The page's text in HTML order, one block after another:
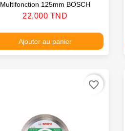
Multifonction 125mm BOSCH
Prix
22,000 TND
Ajouter au panier
favorite_border